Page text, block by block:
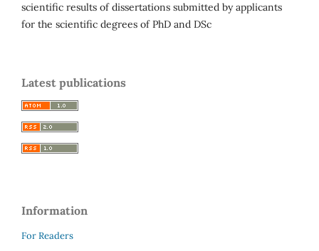
scientific results of dissertations submitted by applicants
for the scientific degrees of PhD and DSc
Latest publications
Information
For Readers